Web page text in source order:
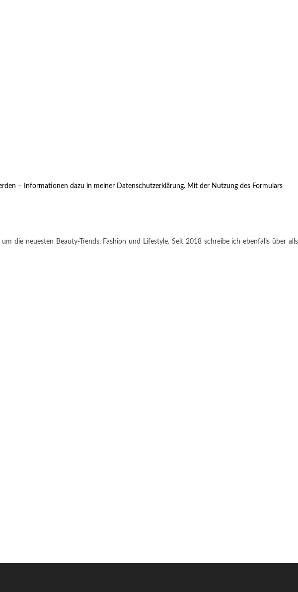
– Informationen dazu in meiner Datenschutzerklärung. Mit der Nutzung des Formulars
die neuesten Beauty-Trends, Fashion und Lifestyle. Seit 2018 schreibe ich ebenfalls über alls